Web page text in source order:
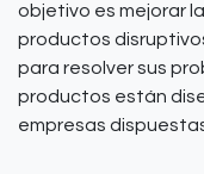
objetivo es mejorar
productos
para resolver sus
productos están
empresas